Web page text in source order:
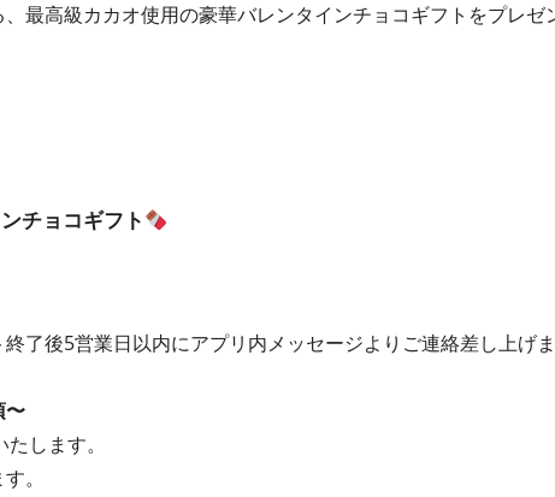
最高級カカオ使用の豪華バレンタインチョコギフトをプレゼ
チョコギフト
了後5営業日以内にアプリ内メッセージよりご連絡差し上げま
〜
します。
。